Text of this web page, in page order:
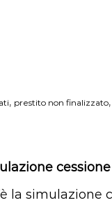
, prestito non finalizzato,
la